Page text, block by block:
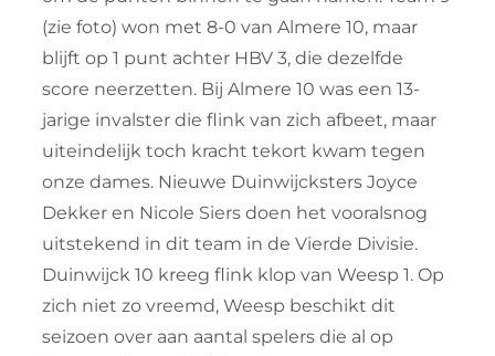
(zie foto) won met 8-0 van Almere 10, maar
blijft op 1 punt achter HBV 3, die dezelfde
score neerzetten. Bij Almere 10 was een 13-
jarige invalster die flink van zich afbeet, maar
uiteindelijk toch kracht tekort kwam tegen
onze dames. Nieuwe Duinwijcksters Joyce
Dekker en Nicole Siers doen het vooralsnog
uitstekend in dit team in de Vierde Divisie.
Duinwijck 10 kreeg flink klop van Weesp 1. Op
zich niet zo vreemd, Weesp beschikt dit
seizoen over aan aantal spelers die al op